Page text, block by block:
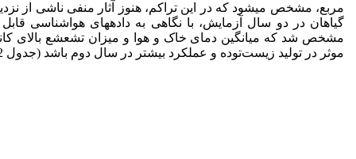
مربع، مشخص می­شود که در این تراکم، هنوز آثار منفی ناشی از
گیاهان در دو سال آزمایش، با نگاهی به داده­های هواشناسی
مشخص شد که میانگین دمای خاک و هوا و میزان تشعشع بالای
موثر در تولید زیست‌توده و عملکرد بیشتر در سال دوم باشد (جدول 2).